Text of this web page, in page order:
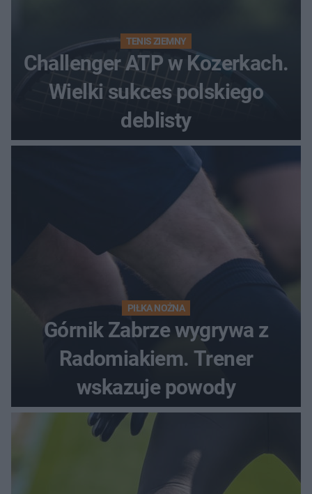
TENIS ZIEMNY
Challenger ATP w Kozerkach.
Wielki sukces polskiego
deblisty
PIŁKA NOŻNA
Górnik Zabrze wygrywa z
Radomiakiem. Trener
wskazuje powody